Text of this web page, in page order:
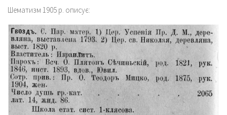
Шематизм 1905 р. описує: